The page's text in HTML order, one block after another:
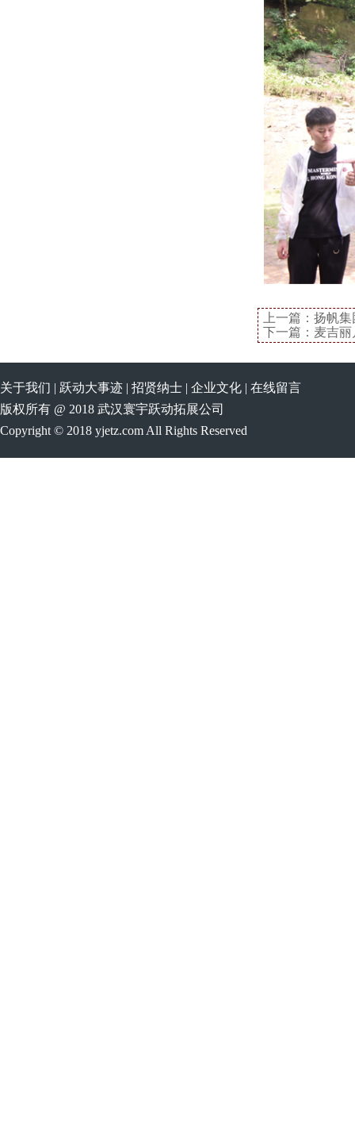
上一篇： 扬帆集
下一篇： 麦吉
关于我们 | 跃动大事迹 | 招贤纳士 | 企业文化 | 在线留言
版权所有 @ 2018 武汉寰宇跃动拓展公司
Copyright © 2018 yjetz.com All Rights Reserved